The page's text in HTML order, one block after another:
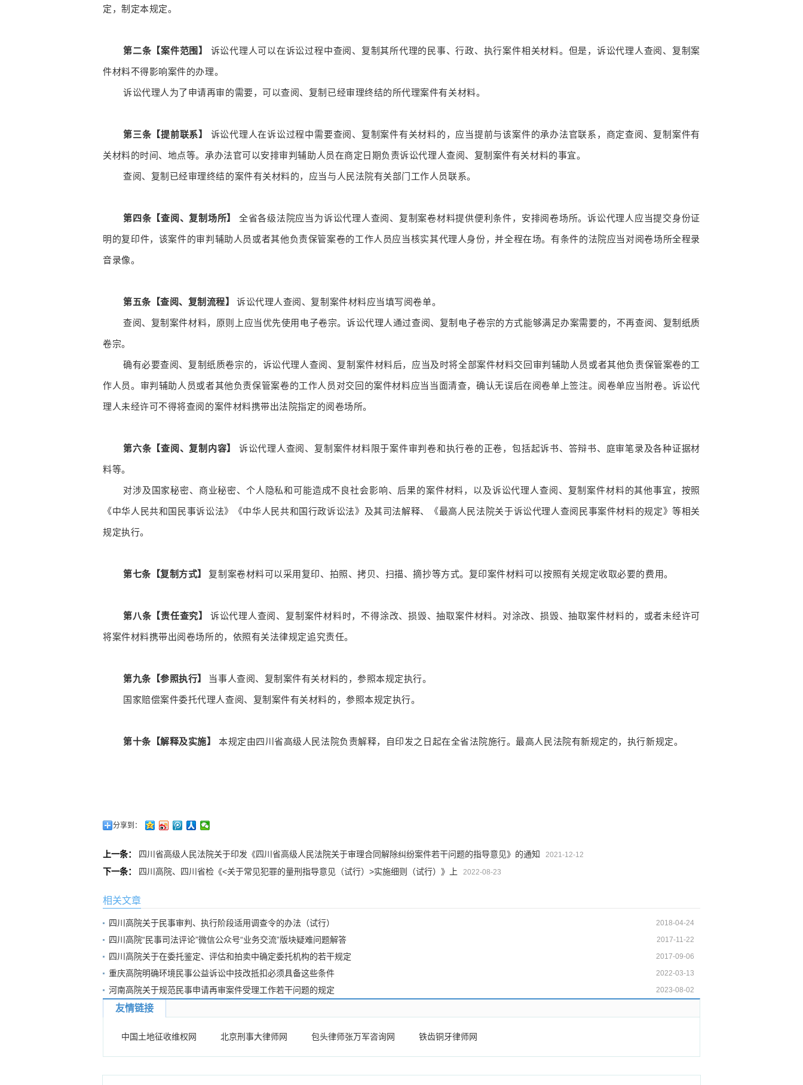
定，制定本规定。
第二条【案件范围】
诉讼代理人可以在诉讼过程中查阅、复制其所代理的民事、行政、执行案件相关材料。但是，诉讼代理人查阅、复制案
件材料不得影响案件的办理。
诉讼代理人为了申请再审的需要，可以查阅、复制已经审理终结的所代理案件有关材料。
第三条【提前联系】
诉讼代理人在诉讼过程中需要查阅、复制案件有关材料的，应当提前与该案件的承办法官联系，商定查阅、复制案件有
关材料的时间、地点等。承办法官可以安排审判辅助人员在商定日期负责诉讼代理人查阅、复制案件有关材料的事宜。
查阅、复制已经审理终结的案件有关材料的，应当与人民法院有关部门工作人员联系。
第四条【查阅、复制场所】
全省各级法院应当为诉讼代理人查阅、复制案卷材料提供便利条件，安排阅卷场所。诉讼代理人应当提交身份证
明的复印件，该案件的审判辅助人员或者其他负责保管案卷的工作人员应当核实其代理人身份，并全程在场。有条件的法院应当对阅卷场所全程录
音录像。
第五条【查阅、复制流程】诉讼代理人查阅、复制案件材料应当填写阅卷单。
查阅、复制案件材料，原则上应当优先使用电子卷宗。诉讼代理人通过查阅、复制电子卷宗的方式能够满足办案需要的，不再查阅、复制纸质
卷宗。
确有必要查阅、复制纸质卷宗的，诉讼代理人查阅、复制案件材料后，应当及时将全部案件材料交回审判辅助人员或者其他负责保管案卷的工
作人员。审判辅助人员或者其他负责保管案卷的工作人员对交回的案件材料应当当面清查，确认无误后在阅卷单上签注。阅卷单应当附卷。诉讼代
理人未经许可不得将查阅的案件材料携带出法院指定的阅卷场所。
第六条【查阅、复制内容】
诉讼代理人查阅、复制案件材料限于案件审判卷和执行卷的正卷，包括起诉书、答辩书、庭审笔录及各种证据材
料等。
对涉及国家秘密、商业秘密、个人隐私和可能造成不良社会影响、后果的案件材料，以及诉讼代理人查阅、复制案件材料的其他事宜，按照
《中华人民共和国民事诉讼法》《中华人民共和国行政诉讼法》及其司法解释、《最高人民法院关于诉讼代理人查阅民事案件材料的规定》等相关
规定执行。
第七条【复制方式】 复制案卷材料可以采用复印、拍照、拷贝、扫描、摘抄等方式。复印案件材料可以按照有关规定收取必要的费用。
第八条【责任查究】 诉讼代理人查阅、复制案件材料时，不得涂改、损毁、抽取案件材料。对涂改、损毁、抽取案件材料的，或者未经许可
将案件材料携带出阅卷场所的，依照有关法律规定追究责任。
第九条【参照执行】 当事人查阅、复制案件有关材料的，参照本规定执行。
国家赔偿案件委托代理人查阅、复制案件有关材料的，参照本规定执行。
第十条【解释及实施】 本规定由四川省高级人民法院负责解释，自印发之日起在全省法院施行。最高人民法院有新规定的，执行新规定。
分享到：
上一条： 四川省高级人民法院关于印发《四川省高级人民法院关于审理合同解除纠纷案件若干问题的指导意见》的通知 2021-12-12
下一条： 四川高院、四川省检《<关于常见犯罪的量刑指导意见（试行）>实施细则（试行）》上 2022-08-23
相关文章
四川高院关于民事审判、执行阶段适用调查令的办法（试行） 2018-04-24
四川高院“民事司法评论”微信公众号“业务交流”版块疑难问题解答 2017-11-22
四川高院关于在委托鉴定、评估和拍卖中确定委托机构的若干规定 2017-09-06
重庆高院明确环境民事公益诉讼中技改抵扣必须具备这些条件 2022-03-13
河南高院关于规范民事申请再审案件受理工作若干问题的规定 2023-08-02
友情链接
中国土地征收维权网 北京刑事大律师网 包头律师张万军咨询网 铁齿铜牙律师网